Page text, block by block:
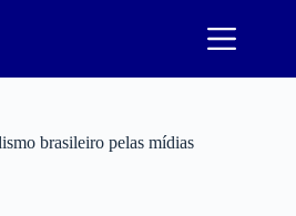
brasileiro pelas mídias